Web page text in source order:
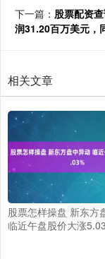
下一篇： 股票配资
润31.20百万美元，
相关文章
股票怎样操盘 新东方
临近午盘股价大涨